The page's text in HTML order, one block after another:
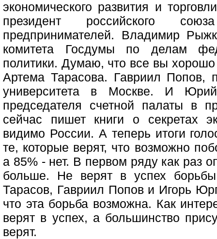
экономического развития и
президент российского
предпринимателей. Владимир
комитета Госдумы по делам
политики. Думаю, что все вы
Артема Тарасова. Гавриил Попов,
университета в Москве. И Юрий
председателя счетной палаты в
сейчас пишет книги о секретах
видимо России. А теперь итоги
те, которые верят, что возможно
а 85% - нет. В первом ряду как раз
больше. Не верят в успех
Тарасов, Гавриил Попов и Игорь
что эта борьба возможна. Как
верят в успех, а большинство
верят.